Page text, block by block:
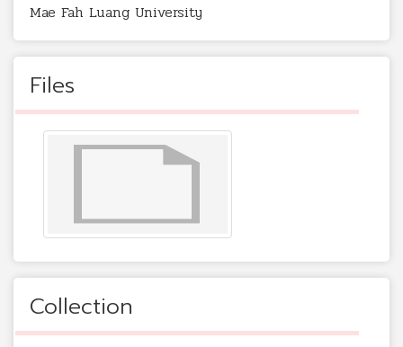
Mae Fah Luang University
Files
Collection